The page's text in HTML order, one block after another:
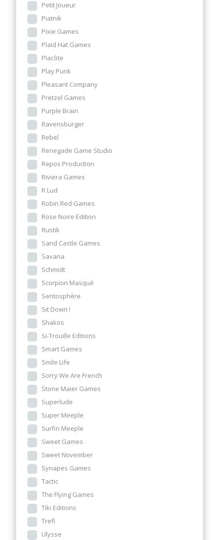
Petit Joueur
Piatnik
Pixie Games
Plaid Hat Games
Placôte
Play Punk
Pleasant Company
Pretzel Games
Purple Brain
Ravensburger
Rebel
Renegade Game Studio
Repos Production
Riviera Games
R Lud
Robin Red Games
Rose Noire Edition
Rustik
Sand Castle Games
Savana
Schmidt
Scorpion Masqué
Sentosphère
Sit Down !
Shakos
Si-Trouille Editions
Smart Games
Smile Life
Sorry We Are French
Stone Maier Games
Superlude
Super Meeple
Surfin Meeple
Sweet Games
Sweet November
Synapes Games
Tactic
The Flying Games
Tiki Editions
Trefl
Ulysse